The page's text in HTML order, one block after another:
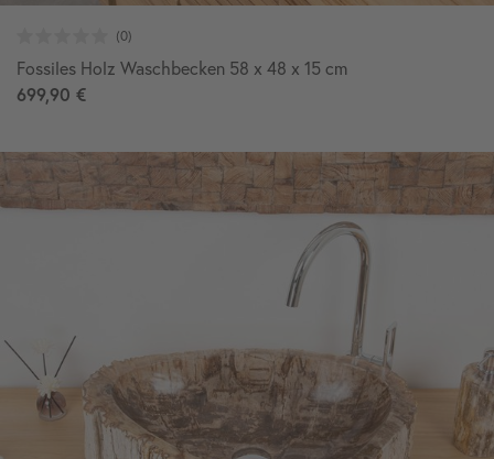
Fossiles Holz Waschbecken 58 x 48 x 15 cm
699,90 €